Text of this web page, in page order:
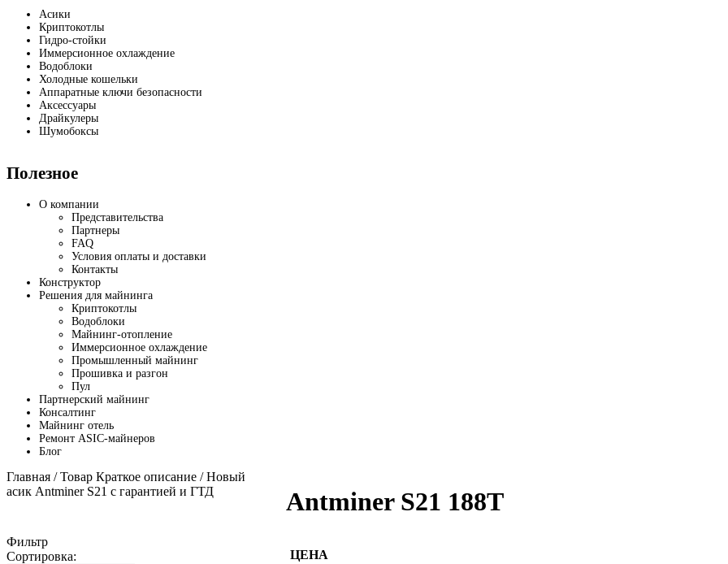
Асики
Криптокотлы
Гидро-стойки
Иммерсионное охлаждение
Водоблоки
Холодные кошельки
Аппаратные ключи безопасности
Аксессуары
Драйкулеры
Шумобоксы
Полезное
О компании
Представительства
Партнеры
FAQ
Условия оплаты и доставки
Контакты
Конструктор
Решения для майнинга
Криптокотлы
Водоблоки
Майнинг-отопление
Иммерсионное охлаждение
Промышленный майнинг
Прошивка и разгон
Пул
Партнерский майнинг
Консалтинг
Майнинг отель
Ремонт ASIC-майнеров
Блог
Главная / Товар Краткое описание / Новый
асик Antminer S21 с гарантией и ГТД
Antminer S21 188T
Фильтр
Сортировка:
ЦЕНА